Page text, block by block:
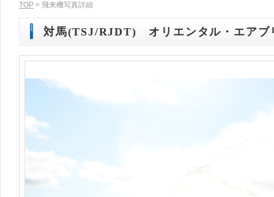
TOP > 飛来機写真詳細
対馬(TSJ/RJDT) オリエンタル・エア